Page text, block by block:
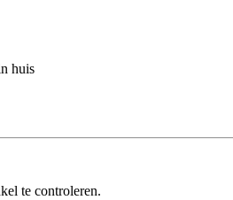
huis
te controleren.